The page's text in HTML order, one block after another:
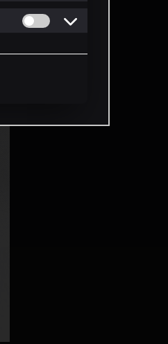
Permitir cookies de